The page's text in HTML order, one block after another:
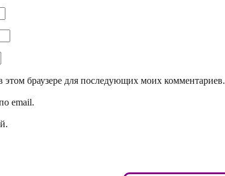
этом браузере для последующих моих комментариев.
email.